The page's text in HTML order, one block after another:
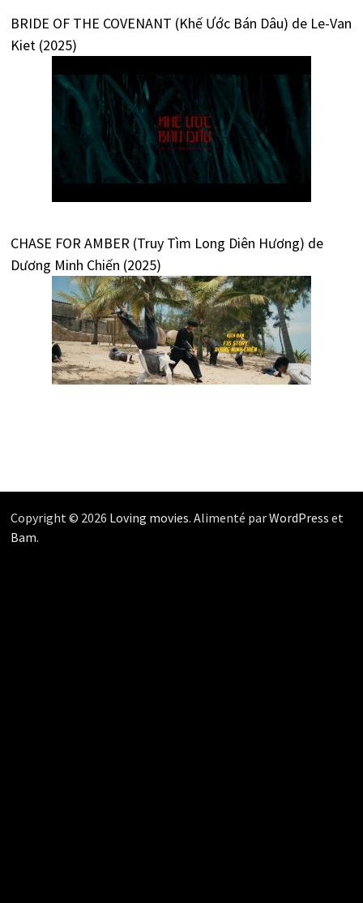
BRIDE OF THE COVENANT (Khế Ước Bán Dâu) de Le-Van
Kiet (2025)
CHASE FOR AMBER (Truy Tìm Long Diên Hương) de
Dương Minh Chiến (2025)
Copyright © 2026 Loving movies. Alimenté parWordPress et
Bam.